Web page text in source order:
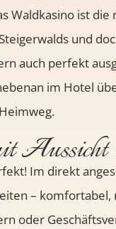
Waldkasino ist
und
auch perfekt
im Hotel
Im direkt
– komfortabel,
oder